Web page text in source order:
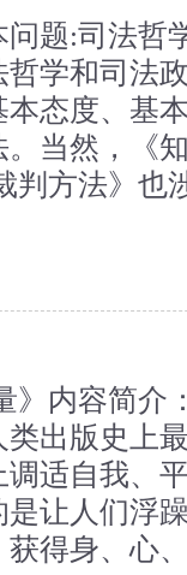
问题:司法
学和司法
态度、基
当然，《
判方法》也
》内容简
出版史上
适自我、
让人们浮
得身、心